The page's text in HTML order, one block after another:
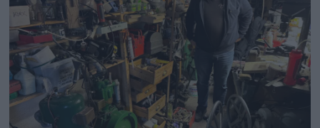
Video
Logg inn